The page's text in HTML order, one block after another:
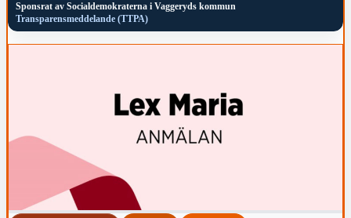
Sponsrat av Socialdemokraterna i Vaggeryds kommun
Transparensmeddelande (TTPA)